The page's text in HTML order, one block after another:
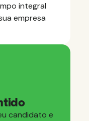
integral
empresa
candidato e